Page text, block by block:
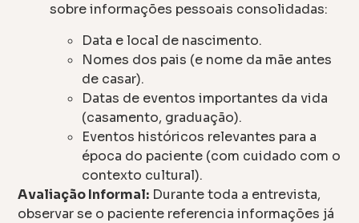
sobre informações pessoais consolidadas:
Data e local de nascimento.
Nomes dos pais (e nome da mãe antes
de casar).
Datas de eventos importantes da vida
(casamento, graduação).
Eventos históricos relevantes para a
época do paciente (com cuidado com o
contexto cultural).
Avaliação Informal: Durante toda a entrevista,
observar se o paciente referencia informações já